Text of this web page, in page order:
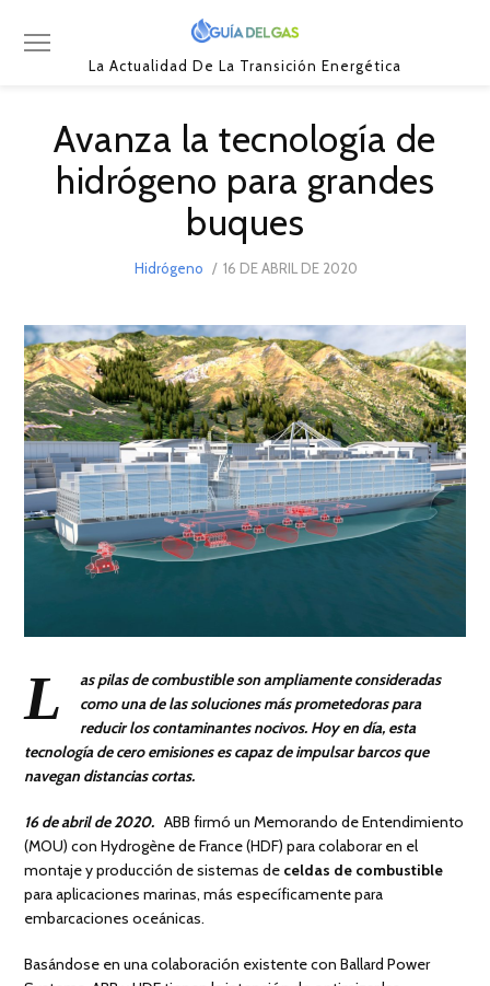
La Actualidad De La Transición Energética
Avanza la tecnología de
hidrógeno para grandes
buques
Hidrógeno
POSTED
16 DE ABRIL DE 2020
2021
L
as pilas de combustible son ampliamente consideradas
como una de las soluciones más prometedoras para
reducir los contaminantes nocivos. Hoy en día, esta
tecnología de cero emisiones es capaz de impulsar barcos que
navegan distancias cortas.
16 de abril de 2020.ABB firmó un Memorando de Entendimiento
(MOU) con Hydrogène de France (HDF) para colaborar en el
montaje y producción de sistemas de celdas de combustible
para aplicaciones marinas, más específicamente para
embarcaciones oceánicas.
Basándose en una colaboración existente con Ballard Power